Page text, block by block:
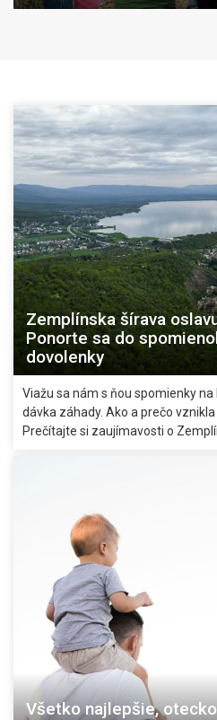
Zemplínska šírava
Ponorte sa do
dovolenky
Viažu sa nám s ňou spomienky
dávka záhady. Ako a prečo
Prečítajte si zaujímavosti o
Všetko najlepšie,